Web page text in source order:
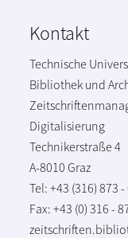
Kontakt
Technische
Bibliothek und
Digitalisierung
Technikerstraße 4
A-8010 Graz
Tel: +43 (316) 873 -
Fax: +43 (0) 316 -